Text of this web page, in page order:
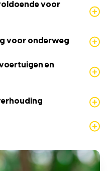
voor
voor onderweg
en